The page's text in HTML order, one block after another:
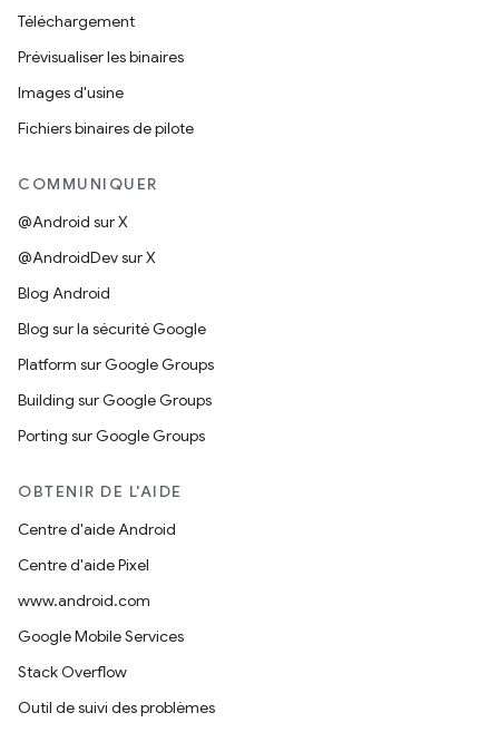
Téléchargement
Prévisualiser les binaires
Images d'usine
Fichiers binaires de pilote
COMMUNIQUER
@Android sur X
@AndroidDev sur X
Blog Android
Blog sur la sécurité Google
Platform sur Google Groups
Building sur Google Groups
Porting sur Google Groups
OBTENIR DE L'AIDE
Centre d'aide Android
Centre d'aide Pixel
www.android.com
Google Mobile Services
Stack Overflow
Outil de suivi des problèmes